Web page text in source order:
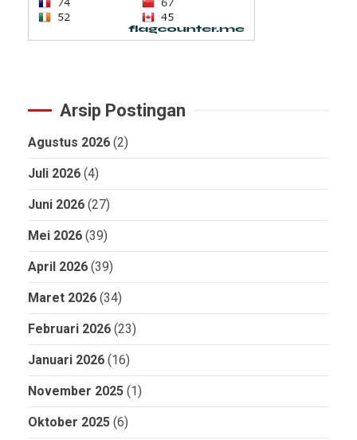
Arsip Postingan
Agustus 2026 (2)
Juli 2026 (4)
Juni 2026 (27)
Mei 2026 (39)
April 2026 (39)
Maret 2026 (34)
Februari 2026 (23)
Januari 2026 (16)
November 2025 (1)
Oktober 2025 (6)